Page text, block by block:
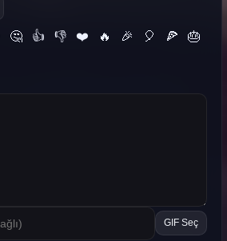
🤔 👍 👎 ❤️ 🔥 🎉 🎈 🍕
🎂
GIF Seç